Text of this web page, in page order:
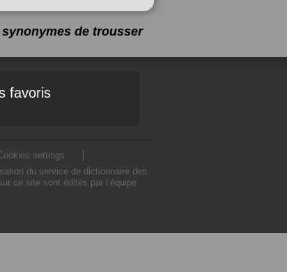
synonymes de trousser
favoris
settings
du service de dictionnaire des
ce site sont édités par l’équipe